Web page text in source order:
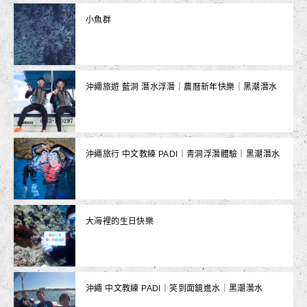
小魚群
沖繩旅遊 藍洞 潛水浮潛｜農曆新年快樂｜黑潮潛水
沖繩旅行 中文教練 PADI｜青洞浮潛體驗｜黑潮潛水
大海裡的生日快樂
沖繩 中文教練 PADI｜笑到面鏡進水｜黑潮潛水